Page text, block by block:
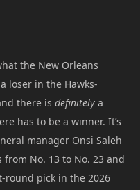
the New Orleans
loser in the Hawks-
there is definitely a
has to be a winner. It’s
manager Onsi Saleh
No. 13 to No. 23 and
round pick in the 2026